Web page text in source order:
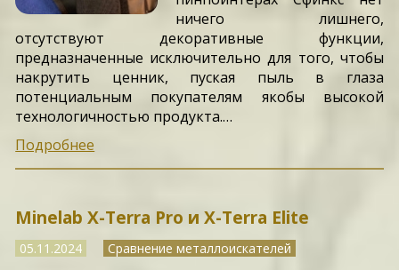
ничего лишнего,
отсутствуют декоративные функции,
предназначенные исключительно для того, чтобы
накрутить ценник, пуская пыль в глаза
потенциальным покупателям якобы высокой
технологичностью продукта.…
Подробнее
Minelab X-Terra Pro и X-Terra Elite
05.11.2024 Сравнение металлоискателей